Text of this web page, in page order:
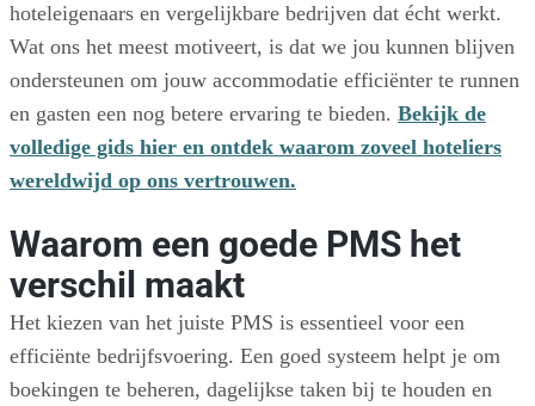
hoteleigenaars en vergelijkbare bedrijven dat écht werkt.
Wat ons het meest motiveert, is dat we jou kunnen blijven
ondersteunen om jouw accommodatie efficiënter te runnen
en gasten een nog betere ervaring te bieden. Bekijk de
volledige gids hier en ontdek waarom zoveel hoteliers
wereldwijd op ons vertrouwen.
Waarom een goede PMS het
verschil maakt
Het kiezen van het juiste PMS is essentieel voor een
efficiënte bedrijfsvoering. Een goed systeem helpt je om
boekingen te beheren, dagelijkse taken bij te houden en